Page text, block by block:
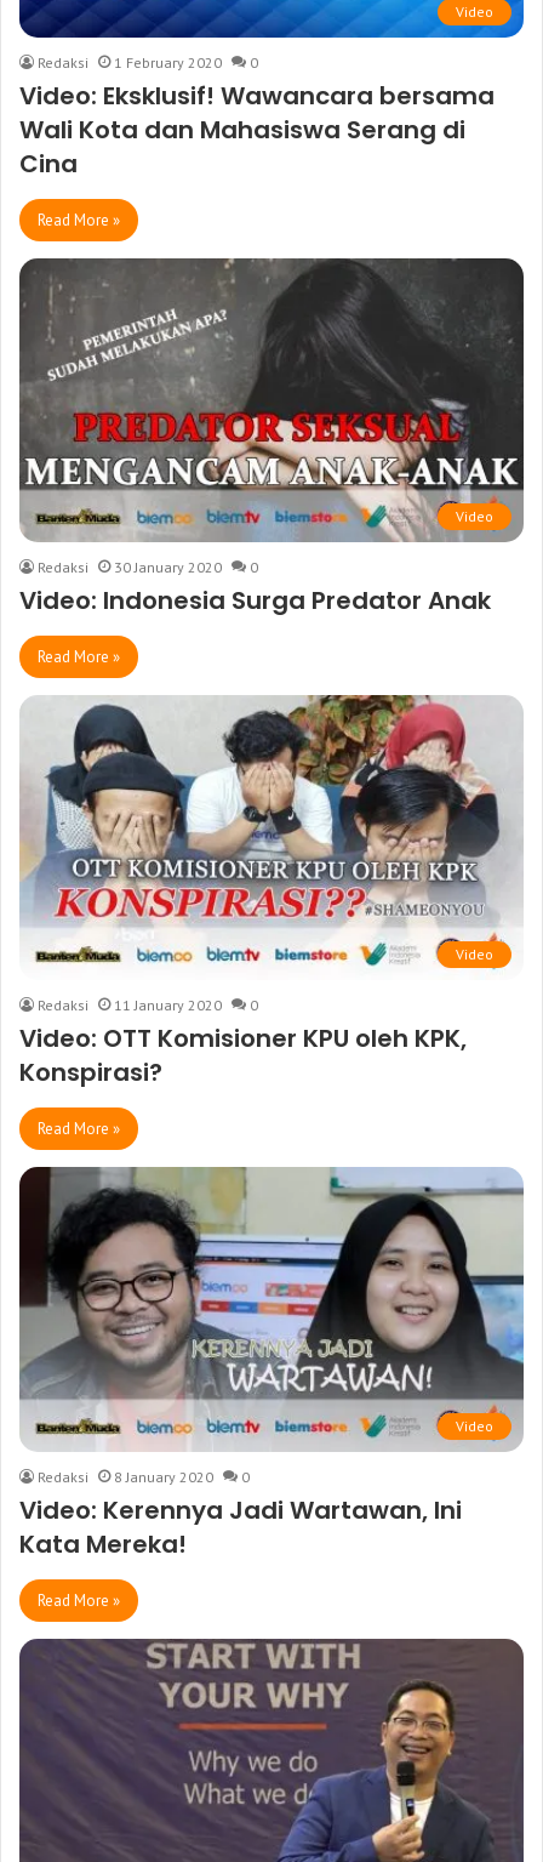
Video
Redaksi 1 February 2020 0
Video: Eksklusif! Wawancara bersama
Wali Kota dan Mahasiswa Serang di
Cina
Read More »
Video
Redaksi 30 January 2020 0
Video: Indonesia Surga Predator Anak
Read More »
Video
Redaksi 11 January 2020 0
Video: OTT Komisioner KPU oleh KPK,
Konspirasi?
Read More »
Video
Redaksi 8 January 2020 0
Video: Kerennya Jadi Wartawan, Ini
Kata Mereka!
Read More »